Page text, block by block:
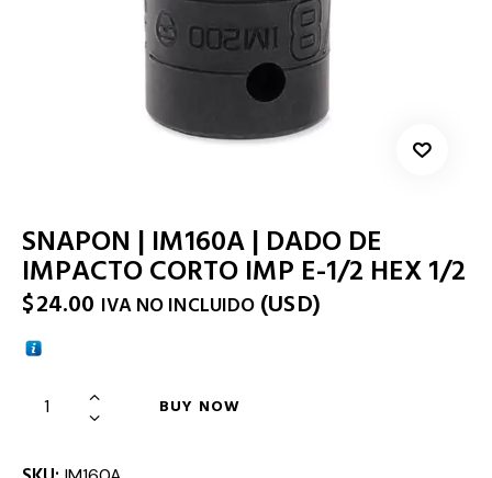
SNAPON | IM160A | DADO DE
IMPACTO CORTO IMP E-1/2 HEX 1/2
$24.00 IVA NO INCLUIDO (USD)
BUY NOW